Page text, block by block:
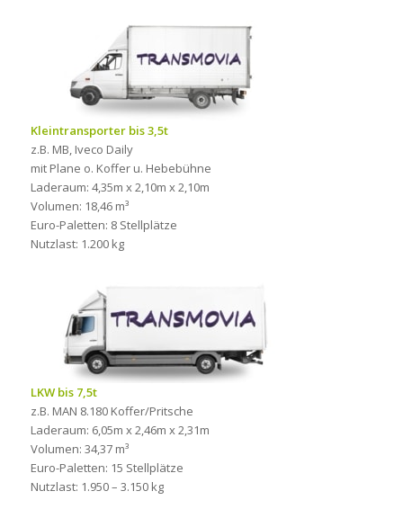
Kleintransporter bis 3,5t
z.B. MB, Iveco Daily
mit Plane o. Koffer u. Hebebühne
Laderaum: 4,35m x 2,10m x 2,10m
Volumen: 18,46 m³
Euro-Paletten: 8 Stellplätze
Nutzlast: 1.200 kg
LKW bis 7,5t
z.B. MAN 8.180 Koffer/Pritsche
Laderaum: 6,05m x 2,46m x 2,31m
Volumen: 34,37 m³
Euro-Paletten: 15 Stellplätze
Nutzlast: 1.950 – 3.150 kg